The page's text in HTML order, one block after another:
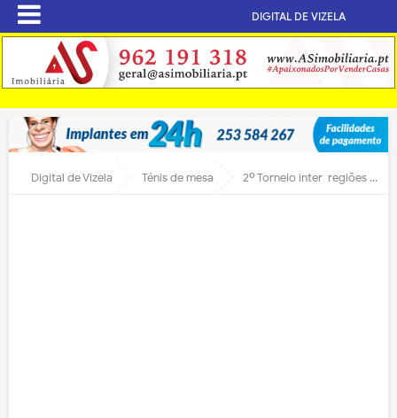
DIGITAL DE VIZELA
Digital de Vizela Ténis de mesa 2º Torneio inter-regiões de ténis de mesa